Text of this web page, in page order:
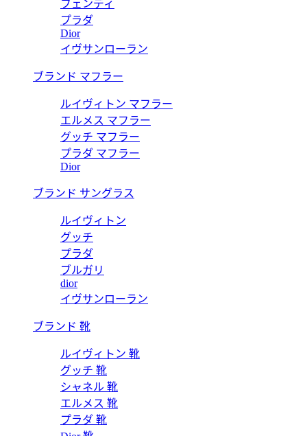
フェンディ
プラダ
Dior
イヴサンローラン
ブランド マフラー
ルイヴィトン マフラー
エルメス マフラー
グッチ マフラー
プラダ マフラー
Dior
ブランド サングラス
ルイヴィトン
グッチ
プラダ
ブルガリ
dior
イヴサンローラン
ブランド 靴
ルイヴィトン 靴
グッチ 靴
シャネル 靴
エルメス 靴
プラダ 靴